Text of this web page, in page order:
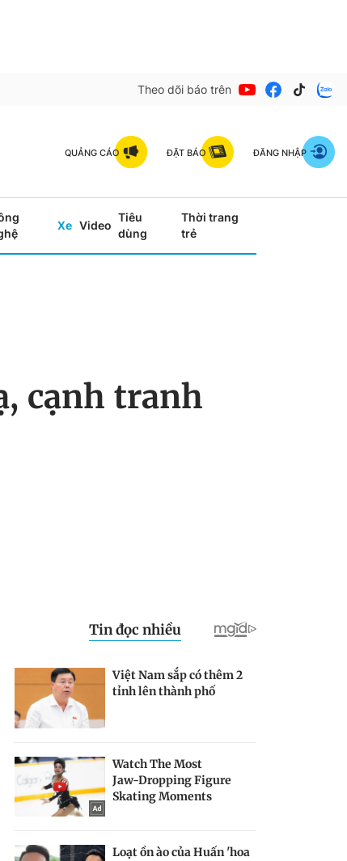
Theo dõi báo trên
QUẢNG CÁO ĐẶT BÁO ĐĂNG NHẬP
Xe Video
Tiêu
dùng
Thời trang
trẻ
cạnh tranh